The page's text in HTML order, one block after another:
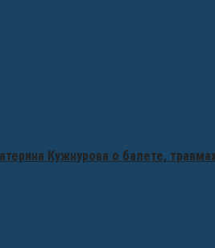
Кужнурова о балете,